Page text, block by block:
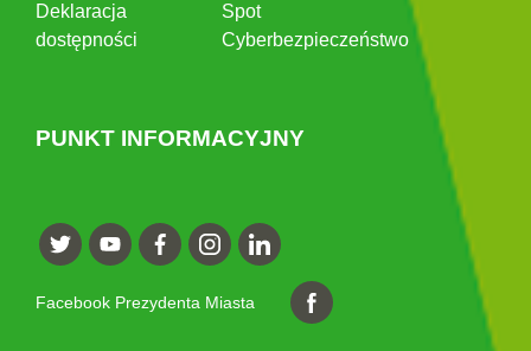
Deklaracja
dostępności
Spot
Cyberbezpieczeństwo
PUNKT INFORMACYJNY
Facebook Prezydenta Miasta